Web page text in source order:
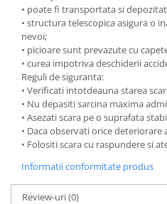
• poate fi transportata si
• structura telescopica asigura o
nevoi;
• picioare sunt prevazute cu
• curea impotriva deschiderii
Reguli de siguranta:
• Verificati intotdeauna starea
• Nu depasiti sarcina maxima
• Asezati scara pe o suprafata
• Daca observati orice deteriorare
• Folositi scara cu raspundere si
Informatii conformitate produs
Review-uri(0)